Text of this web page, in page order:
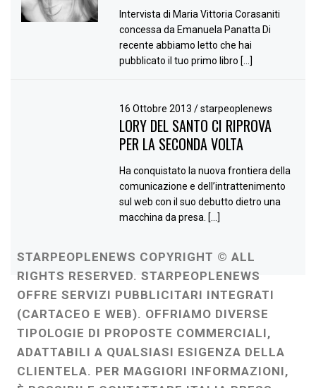
Intervista di Maria Vittoria Corasaniti
concessa da Emanuela Panatta Di
recente abbiamo letto che hai
pubblicato il tuo primo libro […]
16 Ottobre 2013/ starpeoplenews
LORY DEL SANTO CI RIPROVA
PER LA SECONDA VOLTA
Ha conquistato la nuova frontiera della
comunicazione e dell’intrattenimento
sul web con il suo debutto dietro una
macchina da presa. […]
STARPEOPLENEWS COPYRIGHT © ALL
RIGHTS RESERVED. STARPEOPLENEWS
OFFRE SERVIZI PUBBLICITARI INTEGRATI
(CARTACEO E WEB). OFFRIAMO DIVERSE
TIPOLOGIE DI PROPOSTE COMMERCIALI,
ADATTABILI A QUALSIASI ESIGENZA DELLA
CLIENTELA. PER MAGGIORI INFORMAZIONI,